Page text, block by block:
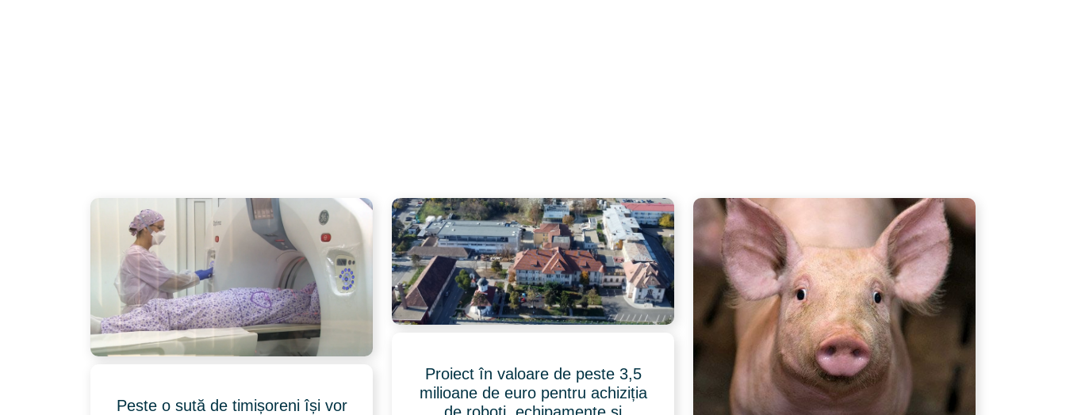
Peste o sută de timișoreni își vor
Proiect în valoare de peste 3,5
milioane de euro pentru achiziția